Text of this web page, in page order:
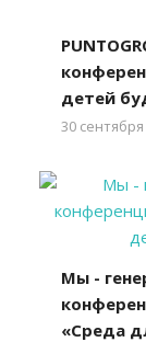
детей
30 сентября
Мы -
«Среда